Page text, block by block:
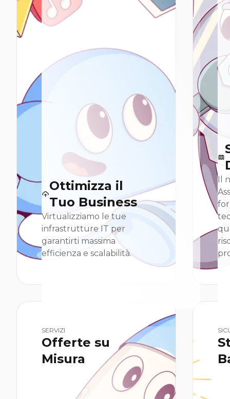
Ottimizza il
Tuo Business
Virtualizziamo le tue
infrastrutture IT per
garantirti massima
efficienza e scalabilità.
Il
SERVIZI
Offerte su
Misura